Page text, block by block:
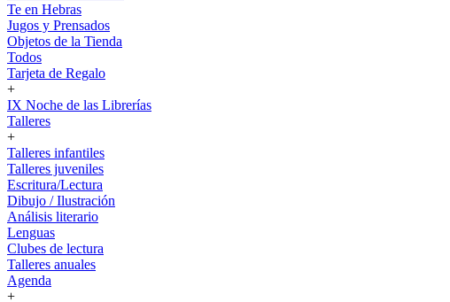
Te en Hebras
Jugos y Prensados
Objetos de la Tienda
Todos
Tarjeta de Regalo
+
IX Noche de las Librerías
Talleres
+
Talleres infantiles
Talleres juveniles
Escritura/Lectura
Dibujo / Ilustración
Análisis literario
Lenguas
Clubes de lectura
Talleres anuales
Agenda
+